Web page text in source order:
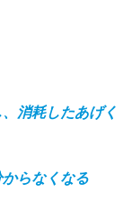
消耗したあげく
らなくなる